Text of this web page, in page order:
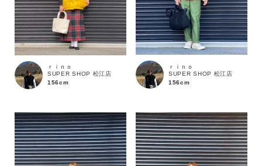
ｒｉｎｏ
SUPER SHOP 松江店
156cm
ｒｉｎｏ
SUPER SHOP 松江店
156cm